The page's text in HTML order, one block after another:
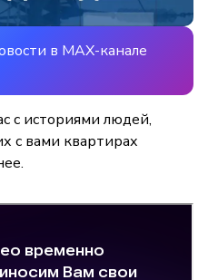
в MAX-канале
с историями людей,
с вами квартирах